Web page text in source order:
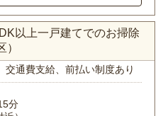
以上一戸建てでのお掃除
交通費支給、前払い制度あり
分